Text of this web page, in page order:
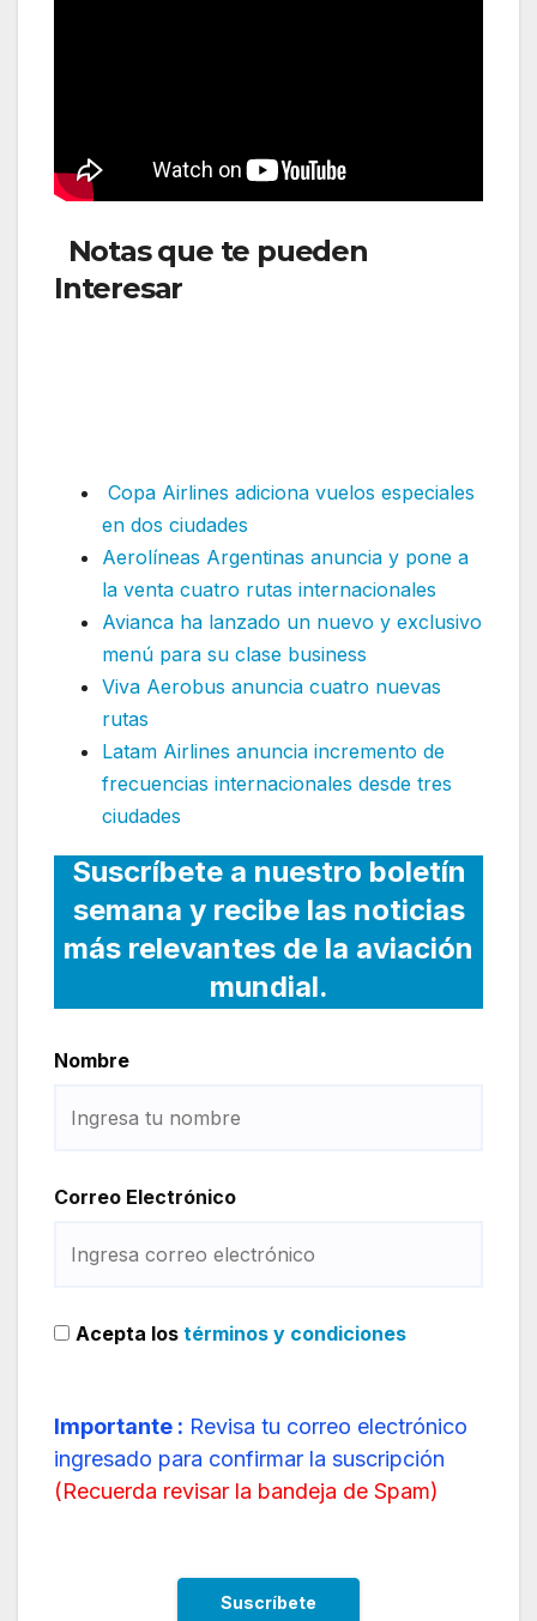
Notas que te pueden
Interesar
Copa Airlines adiciona vuelos especiales
en dos ciudades
Aerolíneas Argentinas anuncia y pone a
la venta cuatro rutas internacionales
Avianca ha lanzado un nuevo y exclusivo
menú para su clase business
Viva Aerobus anuncia cuatro nuevas
rutas
Latam Airlines anuncia incremento de
frecuencias internacionales desde tres
ciudades
Suscríbete a nuestro boletín
semana y recibe las noticias
más relevantes de la aviación
mundial.
Nombre
Correo Electrónico
Acepta los términos y condiciones
Importante : Revisa tu correo electrónico
ingresado para confirmar la suscripción
(Recuerda revisar la bandeja de Spam)